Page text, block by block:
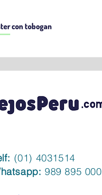
con tobogan
(01) 4031514
989 895 000